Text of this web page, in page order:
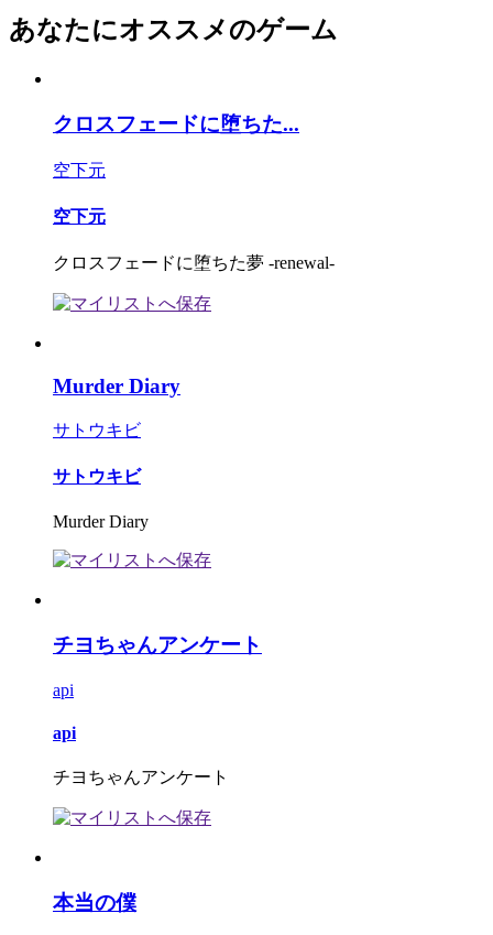
あなたにオススメのゲーム
クロスフェードに堕ちた...
空下元
空下元
クロスフェードに堕ちた夢 -renewal-
Murder Diary
サトウキビ
サトウキビ
Murder Diary
チヨちゃんアンケート
api
api
チヨちゃんアンケート
本当の僕